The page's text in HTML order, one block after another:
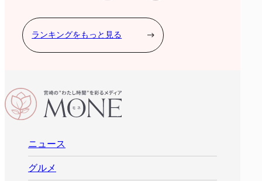
ランキングをもっと見る
ニュース
グルメ